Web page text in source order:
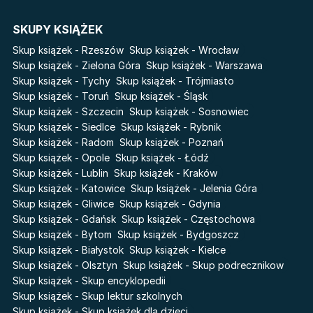
Pamiętniki Wampirów
Basia. Wielka księga.
Poznawaj świat z Basią
The Hazel Wood
Zmierzch
Faye
Katie Maguire
Liceum Freuda
Sherlock Holmes Society
Światy Pilipiuka
Cień od wschodu
Przebudzenie powietrza
Pieśń Lwicy
Akademia wampirów
Karneval
Baśń o złamanym sercu
Prosta zabawa
SKUPY KSIĄŻEK
Skup książek - Rzeszów Skup książek - Wrocław
Skup książek - Zielona Góra Skup książek - Warszawa
Skup książek - Tychy Skup książek - Trójmiasto
Skup książek - Toruń Skup książek - Śląsk
Skup książek - Szczecin Skup książek - Sosnowiec
Skup książek - Siedlce Skup książek - Rybnik
Skup książek - Radom Skup książek - Poznań
Skup książek - Opole Skup książek - Łódź
Skup książek - Lublin Skup książek - Kraków
Skup książek - Katowice Skup książek - Jelenia Góra
Skup książek - Gliwice Skup książek - Gdynia
Skup książek - Gdańsk Skup książek - Częstochowa
Skup książek - Bytom Skup książek - Bydgoszcz
Skup książek - Białystok Skup książek - Kielce
Skup książek - Olsztyn Skup książek - Skup podrecznikow
Skup książek - Skup encyklopedii
Skup książek - Skup lektur szkolnych